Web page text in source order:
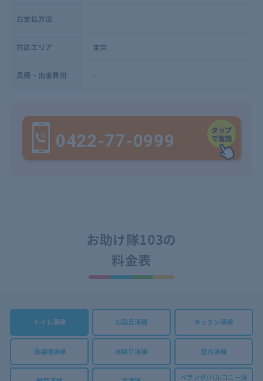
お支払方法 -
対応エリア 東京
見積・出張費用 -
0422-77-0999
お助け隊103の
料金表
トイレ清掃 お風呂清掃 キッチン清掃
洗濯機清掃 水回り清掃 屋内清掃
ベランダ/バルコニー清